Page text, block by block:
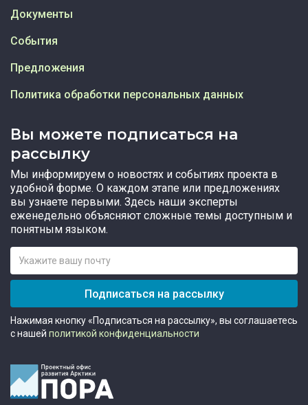
Вы можете подписаться на
рассылку
Мы информируем о новостях и событиях проекта в
удобной форме. О каждом этапе или предложениях
вы узнаете первыми. Здесь наши эксперты
еженедельно объясняют сложные темы доступным и
понятным языком.
Подписаться на рассылку
Нажимая кнопку «Подписаться на рассылку», вы соглашаетесь
с нашей политикой конфиденциальности
Документы
События
Предложения
Политика обработки персональных данных